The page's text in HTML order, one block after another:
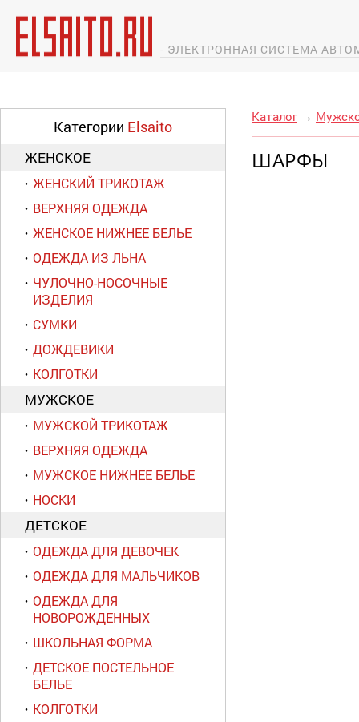
- ЭЛЕКТРОННАЯ СИСТЕМА
Категории Elsaito
ЖЕНСКОЕ
ЖЕНСКИЙ ТРИКОТАЖ
ВЕРХНЯЯ ОДЕЖДА
ЖЕНСКОЕ НИЖНЕЕ БЕЛЬЕ
ОДЕЖДА ИЗ ЛЬНА
ЧУЛОЧНО-НОСОЧНЫЕ
ИЗДЕЛИЯ
СУМКИ
ДОЖДЕВИКИ
КОЛГОТКИ
МУЖСКОЕ
МУЖСКОЙ ТРИКОТАЖ
ВЕРХНЯЯ ОДЕЖДА
МУЖСКОЕ НИЖНЕЕ БЕЛЬЕ
НОСКИ
ДЕТСКОЕ
ОДЕЖДА ДЛЯ ДЕВОЧЕК
ОДЕЖДА ДЛЯ МАЛЬЧИКОВ
ОДЕЖДА ДЛЯ
НОВОРОЖДЕННЫХ
ШКОЛЬНАЯ ФОРМА
ДЕТСКОЕ ПОСТЕЛЬНОЕ
БЕЛЬЕ
КОЛГОТКИ
Каталог →
ШАРФЫ